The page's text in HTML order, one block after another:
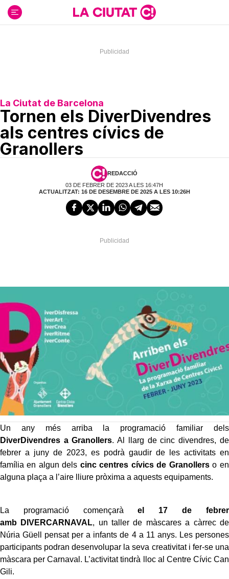
contenido
La Ciutat de Barcelona
Tornen els DiverDivendres
als centres cívics de
Granollers
REDACCIÓ
03 DE FEBRER DE 2023 A LES 16:47H
ACTUALITZAT: 16 DE DESEMBRE DE 2025 A LES 10:26H
Un any més arriba la programació familiar dels
DiverDivendres a Granollers. Al llarg de cinc divendres, de
febrer a juny de 2023, es podrà gaudir de les activitats en
família en algun dels cinc centres cívics de Granollerso en
alguna plaça a l’aire lliure pròxima a aquests equipaments.
La programació començaràel 17 de febrer
amb DIVERCARNAVAL, un taller de màscares a càrrec de
Núria Güell pensat per a infants de 4 a 11 anys. Les persones
participants podran desenvolupar la seva creativitat i fer-se una
màscara per Carnaval. L’activitat tindrà lloc al Centre Cívic Can
Gili.